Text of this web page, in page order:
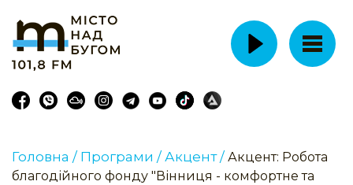
Головна / Програми / Акцент / Акцент: Робота
благодійного фонду "Вінниця - комфортне та